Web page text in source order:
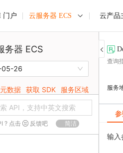
门户 云服务器 ECS 云产品
务器 ECS
26
数据 获取 SDK 服务区域
? 点击 反馈吧 简洁
查询
服务
输入